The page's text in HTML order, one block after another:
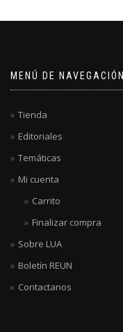
MENÚ DE NAVEGACIÓN
Tienda
Editoriales
Temáticas
Mi cuenta
Carrito
Finalizar compra
Sobre LUA
Boletín REUN
Contactanos